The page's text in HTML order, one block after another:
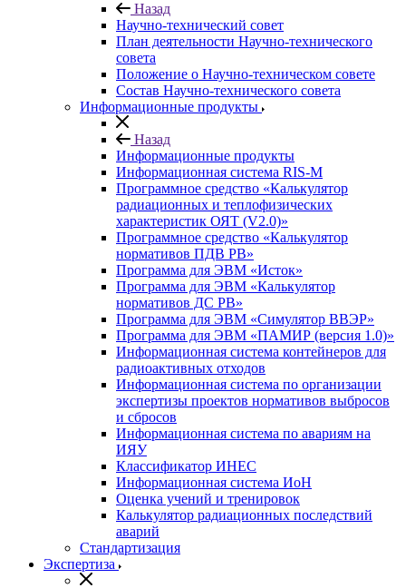
Назад
Научно-технический совет
План деятельности Научно-технического
совета
Положение о Научно-техническом совете
Состав Научно-технического совета
Информационные продукты
Назад
Информационные продукты
Информационная система RIS-M
Программное средство «Калькулятор
радиационных и теплофизических
характеристик ОЯТ (V2.0)»
Программное средство «Калькулятор
нормативов ПДВ РВ»
Программа для ЭВМ «Исток»
Программа для ЭВМ «Калькулятор
нормативов ДС РВ»
Программа для ЭВМ «Симулятор ВВЭР»
Программа для ЭВМ «ПАМИР (версия 1.0)»
Информационная система контейнеров для
радиоактивных отходов
Информационная система по организации
экспертизы проектов нормативов выбросов
и сбросов
Информационная система по авариям на
ИЯУ
Классификатор ИНЕС
Информационная система ИоН
Оценка учений и тренировок
Калькулятор радиационных последствий
аварий
Стандартизация
Экспертиза